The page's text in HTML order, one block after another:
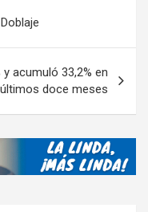
M
ail
ar
tir
acumuló 33,2% en
doce meses